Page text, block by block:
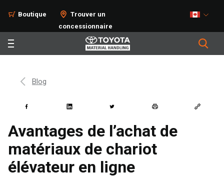
Boutique
Trouver un
concessionnaire
Blog
Avantages de l’achat de
matériaux de chariot
élévateur en ligne